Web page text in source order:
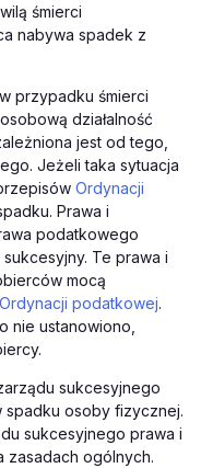
śmierci
nabywa spadek z
przypadku śmierci
działalność
jest od tego,
Jeżeli taka sytuacja
Ordynacji
Prawa i
podatkowego
Te prawa i
mocą
Ordynacji podatkowej.
nie ustanowiono,
sukcesyjnego
spadku osoby fizycznej.
sukcesyjnego prawa i
zasadach ogólnych.